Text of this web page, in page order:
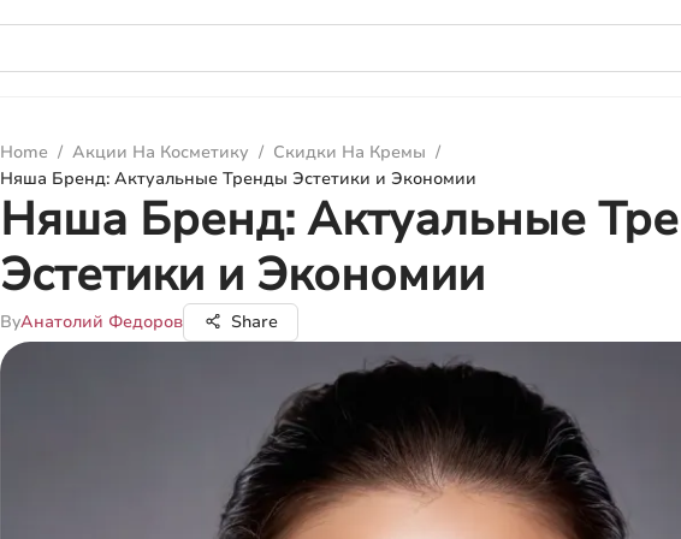
Home / Акции На Косметику / Скидки На Кремы /
Няша Бренд: Актуальные Тренды Эстетики и Экономии
Няша Бренд: Актуальные
Эстетики и Экономии
ByАнатолий Федоров Share